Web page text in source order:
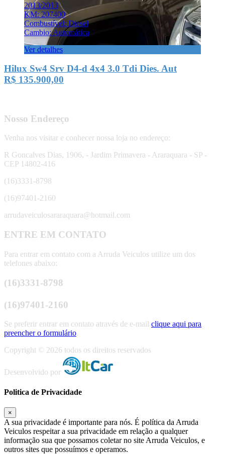
2013/2013
KM: 207400
Combustível: Diesel
Cambio: Automática
Ver detalhes
Hilux Sw4 Srv D4-d 4x4 3.0 Tdi Dies. Aut
R$ 135.900,00
Nosso Endereço
Venha nos visitar e conhecer nossa loja no endereço:
R Goncalves Dias, 1906, - Jardim Primavera - Araraquara - SP -
CEP 14802-416
(16)3331-8798
(16)97401-2160
arrudaveiculosararaquara@hotmail.com
ENTRE EM CONTATO
Para entrar em contato com a Arruda Veiculos utilize um dos
telefones abaixo:
(16)3331-8798
(16)97401-2160
Se preferir entrar em contato através de e-mail clique aqui para
preencher o formulário.
Copyright © 2026 todos os direitos reservados
Desenvolvido por
Politica de Privacidade
×
A sua privacidade é importante para nós. É política da Arruda
Veiculos respeitar a sua privacidade em relação a qualquer
informação sua que possamos coletar no site Arruda Veiculos, e
outros sites que possuímos e operamos.